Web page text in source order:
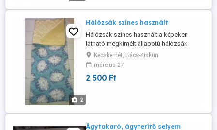
2
Hálózsák színes használt
Hálózsák színes használt a képeken
látható megkímélt állapotú hálózsák
eladó. Méretei kinyitva: 140cm szélesség,
170 cm hosszúság, akár ágytakarónak is
jó. Az ár 1db-ra vonatkozik.
Kecskemét, Bács-Kiskun
március 27
2 500 Ft
Ágytakaró, ágyterítő selyem